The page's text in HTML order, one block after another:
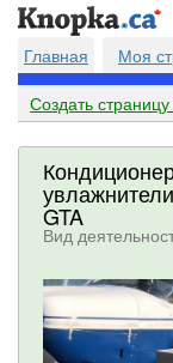
Главная
Моя
Создать
GTA
Вид